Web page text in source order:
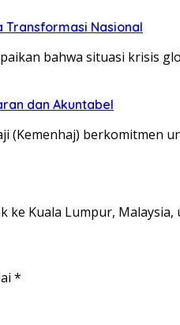
Transformasi Nasional
bahwa situasi krisis
dan Akuntabel
(Kemenhaj)
ke Kuala Lumpur,
*